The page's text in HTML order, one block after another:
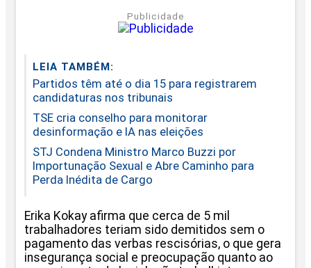
Publicidade
LEIA TAMBÉM:
Partidos têm até o dia 15 para registrarem
candidaturas nos tribunais
TSE cria conselho para monitorar
desinformação e IA nas eleições
STJ Condena Ministro Marco Buzzi por
Importunação Sexual e Abre Caminho para
Perda Inédita de Cargo
Erika Kokay afirma que cerca de 5 mil
trabalhadores teriam sido demitidos sem o
pagamento das verbas rescisórias, o que gera
insegurança social e preocupação quanto ao